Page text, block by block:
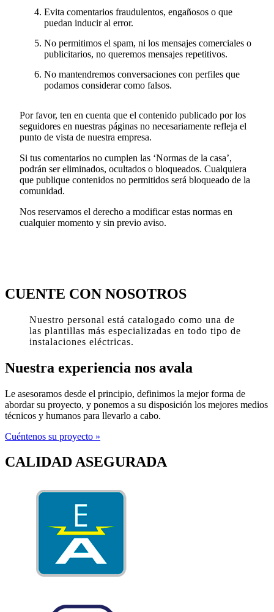
Evita comentarios fraudulentos, engañosos o que
puedan inducir al error.
No permitimos el spam, ni los mensajes comerciales o
publicitarios, no queremos mensajes repetitivos.
No mantendremos conversaciones con perfiles que
podamos considerar como falsos.
Por favor, ten en cuenta que el contenido publicado por los
seguidores en nuestras páginas no necesariamente refleja el
punto de vista de nuestra empresa.
Si tus comentarios no cumplen las ‘Normas de la casa’,
podrán ser eliminados, ocultados o bloqueados. Cualquiera
que publique contenidos no permitidos será bloqueado de la
comunidad.
Nos reservamos el derecho a modificar estas normas en
cualquier momento y sin previo aviso.
back
to
navigation
CUENTE CON NOSOTROS
Nuestro personal está catalogado como una de
las plantillas más especializadas en todo tipo de
instalaciones eléctricas.
Nuestra experiencia nos avala
Le asesoramos desde el principio, definimos la mejor forma de
abordar su proyecto, y ponemos a su disposición los mejores medios
técnicos y humanos para llevarlo a cabo.
Cuéntenos su proyecto »
CALIDAD ASEGURADA